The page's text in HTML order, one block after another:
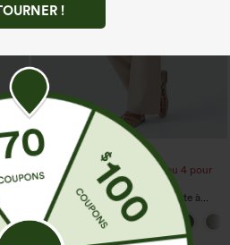
!
+12
€35,95 EUR
Achetez-en 2 pour 61,54 € ou 4 pour
123,08 €.
Pantalon décontracté taille haute à
jambe droite, effet lin, avec poches